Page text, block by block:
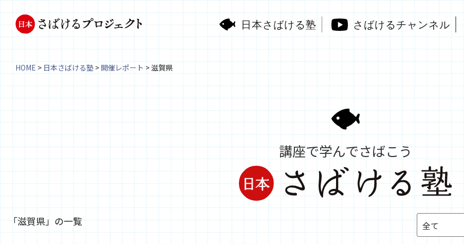
日本さばける塾 さばけるチャンネル
HOME > 日本さばける塾 > 開催レポート >滋賀県
講座で学んでさばこう
「滋賀県」の一覧